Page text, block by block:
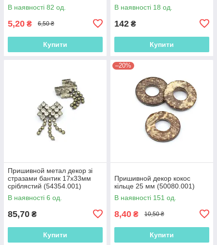
В наявності 82 од.
5,20 ₴ 6,50 ₴
Купити
В наявності 18 од.
142 ₴
Купити
Пришивной метал декор зі
стразами бантик 17х33мм
сріблястий (54354.001)
В наявності 6 од.
85,70 ₴
Купити
–20%
Пришивной декор кокос
кільце 25 мм (50080.001)
В наявності 151 од.
8,40 ₴ 10,50 ₴
Купити